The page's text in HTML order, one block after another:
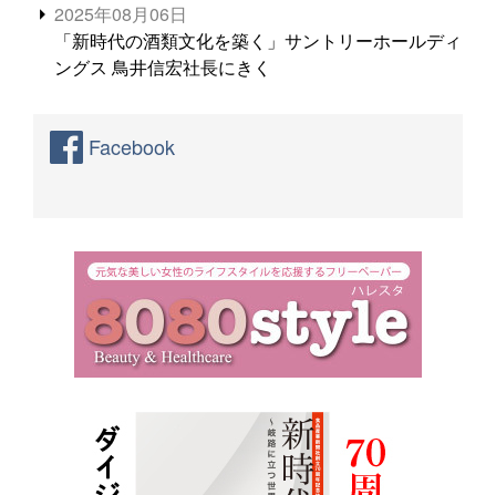
2025年08月06日
「新時代の酒類文化を築く」サントリーホールディ
ングス 鳥井信宏社長にきく
Facebook